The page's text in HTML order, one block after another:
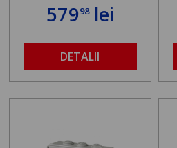
57998lei
DETALII